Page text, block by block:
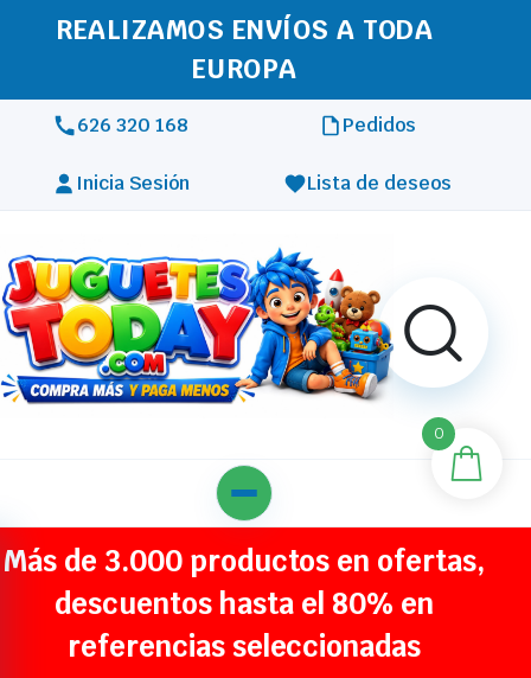
REALIZAMOS ENVÍOS A TODA
EUROPA
626 320 168 Pedidos
Inicia Sesión Lista de deseos
Más de 3.000 productos en ofertas,
descuentos hasta el 80% en
referencias seleccionadas
0